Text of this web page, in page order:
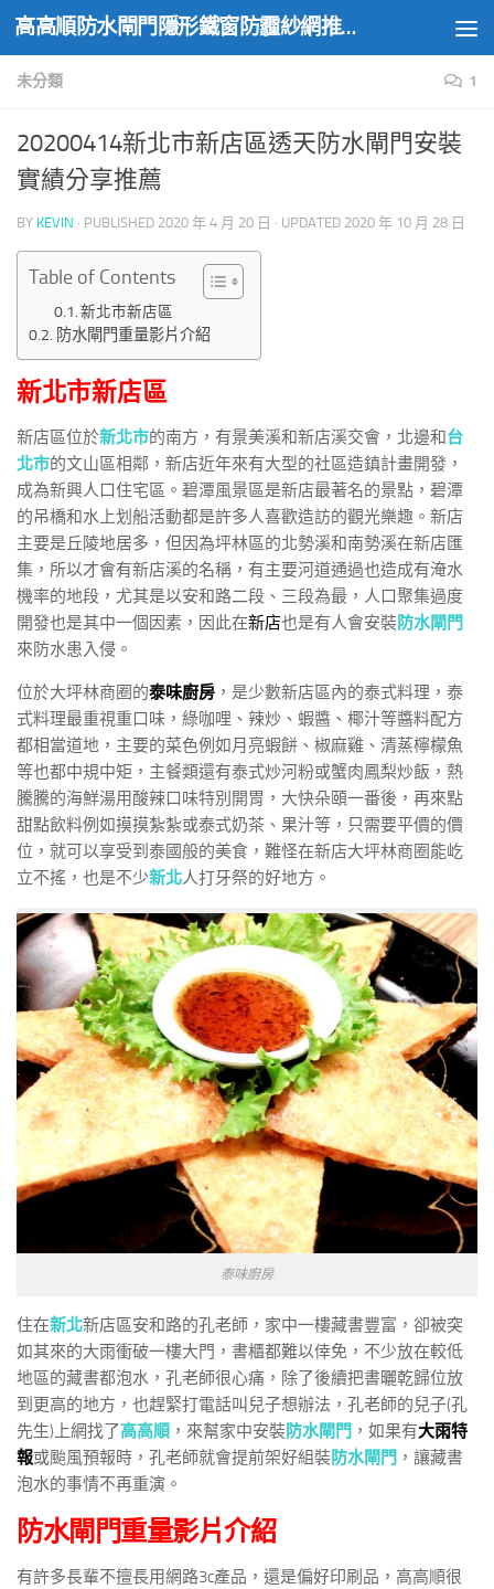
Skip to content 高高順防水閘門隱形鐵窗防霾紗網推薦實績
未分類 1
20200414新北市新店區透天防水閘門安裝
實績分享推薦
BY KEVIN · PUBLISHED 2020 年 4 月 20 日 · UPDATED 2020 年 10 月 28 日
Table of Contents
新北市新店區
防水閘門重量影片介紹
新北市新店區
新店區位於新北市的南方，有景美溪和新店溪交會，北邊和台
北市的文山區相鄰，新店近年來有大型的社區造鎮計畫開發，
成為新興人口住宅區。碧潭風景區是新店最著名的景點，碧潭
的吊橋和水上划船活動都是許多人喜歡造訪的觀光樂趣。新店
主要是丘陵地居多，但因為坪林區的北勢溪和南勢溪在新店匯
集，所以才會有新店溪的名稱，有主要河道通過也造成有淹水
機率的地段，尤其是以安和路二段、三段為最，人口聚集過度
開發也是其中一個因素，因此在新店也是有人會安裝防水閘門
來防水患入侵。
位於大坪林商圈的泰味廚房 ，是少數新店區內的泰式料理，泰
式料理最重視重口味，綠咖哩、辣炒、蝦醬、椰汁等醬料配方
都相當道地，主要的菜色例如月亮蝦餅、椒麻雞、清蒸檸檬魚
等也都中規中矩，主餐類還有泰式炒河粉或蟹肉鳳梨炒飯，熱
騰騰的海鮮湯用酸辣口味特別開胃，大快朵頤一番後，再來點
甜點飲料例如摸摸紮紮或泰式奶茶、果汁等，只需要平價的價
位，就可以享受到泰國般的美食，難怪在新店大坪林商圈能屹
立不搖，也是不少新北人打牙祭的好地方。
泰味廚房
住在新北新店區安和路的孔老師，家中一樓藏書豐富，卻被突
如其來的大雨衝破一樓大門，書櫃都難以倖免，不少放在較低
地區的藏書都泡水，孔老師很心痛，除了後續把書曬乾歸位放
到更高的地方，也趕緊打電話叫兒子想辦法，孔老師的兒子(孔
先生)上網找了高高順 ，來幫家中安裝防水閘門 ，如果有大雨特
報或颱風預報時，孔老師就會提前架好組裝防水閘門 ，讓藏書
泡水的事情不再重演。
防水閘門重量影片介紹
有許多長輩不擅長用網路3c產品，還是偏好印刷品，高高順很